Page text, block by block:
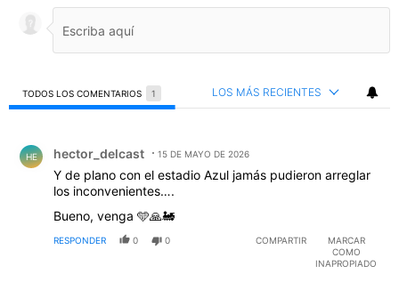
TODOS LOS COMENTARIOS 1 LOS MÁS RECIENTES
HE hector_delcast 15 DE MAYO DE 2026
Y de plano con el estadio Azul jamás pudieron arreglar
los inconvenientes….
Bueno, venga 🩵🙏🚂
RESPONDER 0 0 COMPARTIR
MARCAR
COMO
INAPROPIADO